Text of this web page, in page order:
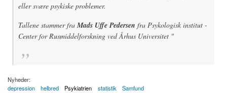
eller svære psykiske problemer.
Tallene stammer fraMads Uffe Pedersen fra Psykologisk institut -
Center for Rusmiddelforskning ved Århus Universitet "
Nyheder:
depression
helbred Psykiatrien statistik Samfund